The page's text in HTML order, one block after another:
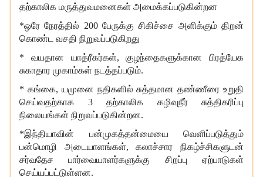
தற்காலிக மருத்துவமனைகள் அமைக்கப்படுகின்றன
*ஒரே நேரத்தில் 200 பேருக்கு சிகிச்சை அளிக்கும் திறன்
கொண்ட வசதி நிறுவப்படுகிறது
*
வயதான யாத்ரீகர்கள்,
குழந்தைகளுக்கான பிரத்யேக
சுகாதார முகாம்கள் நடத்தப்படும்.
* கங்கை, யமுனை நதிகளில் சுத்தமான தண்ணீரை உறுதி
செய்வதற்காக
3 தற்காலிக கழிவுநீர் சுத்திகரிப்பு
நிலையங்கள் நிறுவப்படுகின்றன.
*இந்தியாவின் பன்முகத்தன்மையை வெளிப்படுத்தும்
பன்மொழி அடையாளங்கள், கலாச்சார நிகழ்ச்சிகளுடன்
சர்வதேச பார்வையாளர்களுக்கு சிறப்பு ஏற்பாடுகள்
செய்யப்பட்டுள்ளன.